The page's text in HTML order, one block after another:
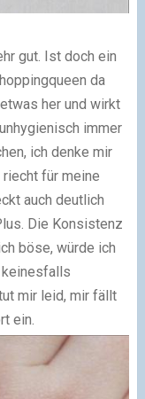
gut. Ist doch ein
da
her und wirkt
immer
ich denke mir
für meine
auch deutlich
Die Konsistenz
böse, würde ich
keinesfalls
mir leid, mir fällt
ein.